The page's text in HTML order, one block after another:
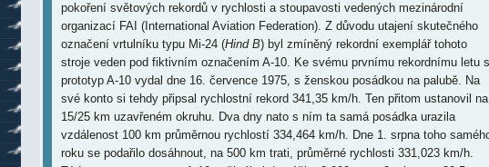
pokoření světových rekordů v rychlosti a stoupavosti vedených mezinárodní
organizací FAI (International Aviation Federation). Z důvodu utajení skutečného
označení vrtulníku typu Mi-24 (Hind B) byl zmíněný rekordní exemplář tohoto
stroje veden pod fiktivním označením A-10. Ke svému prvnímu rekordnímu letu
prototyp A-10 vydal dne 16. července 1975, s ženskou posádkou na palubě. Na
své konto si tehdy připsal rychlostní rekord 341,35 km/h. Ten přitom ustanovil na
15/25 km uzavřeném okruhu. Dva dny nato s ním ta samá posádka urazila
vzdálenost 100 km průměrnou rychlostí 334,464 km/h. Dne 1. srpna toho
roku se podařilo dosáhnout, na 500 km trati, průměrné rychlosti 331,023 km/h.